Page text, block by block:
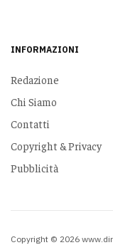
INFORMAZIONI
Redazione
Chi Siamo
Contatti
Copyright & Privacy
Pubblicità
Copyright © 2026